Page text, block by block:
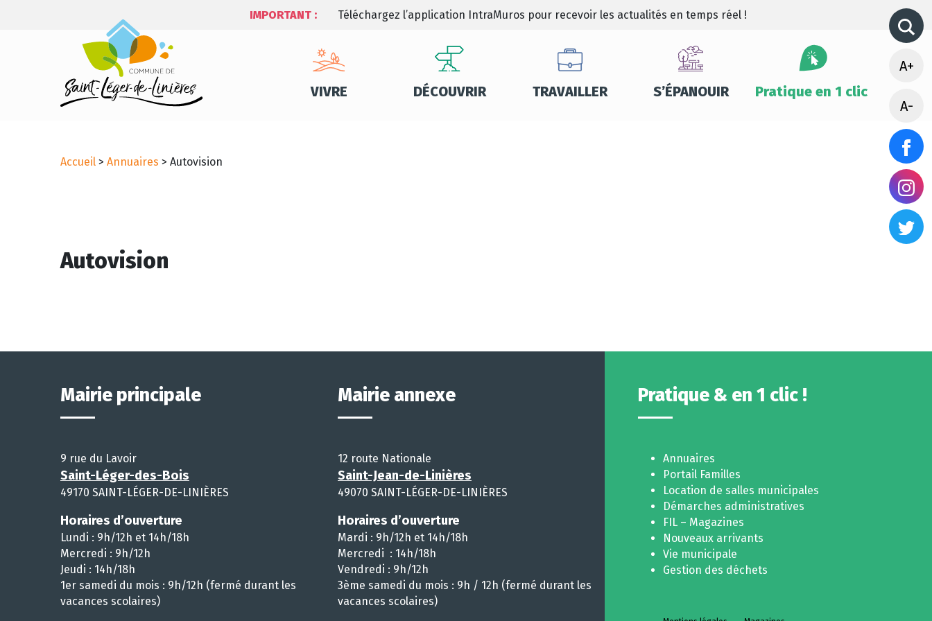
IMPORTANT : Téléchargez l’application IntraMuros pour recevoir les actualités en temps réel !
VIVRE DÉCOUVRIR TRAVAILLER S’ÉPANOUIR Pratique en 1 clic
A+
A-
Accueil > Annuaires > Autovision
Autovision
Mairie principale
9 rue du Lavoir
Saint-Léger-des-Bois
49170 SAINT-LÉGER-DE-LINIÈRES
Horaires d’ouverture
Lundi : 9h/12h et 14h/18h
Mercredi : 9h/12h
Jeudi : 14h/18h
1er samedi du mois : 9h/12h (fermé durant les
vacances scolaires)
Mairie annexe
12 route Nationale
Saint-Jean-de-Linières
49070 SAINT-LÉGER-DE-LINIÈRES
Horaires d’ouverture
Mardi : 9h/12h et 14h/18h
Mercredi : 14h/18h
Vendredi : 9h/12h
3ème samedi du mois : 9h / 12h (fermé durant les
vacances scolaires)
Pratique & en 1 clic !
Annuaires
Portail Familles
Location de salles municipales
Démarches administratives
FIL – Magazines
Nouveaux arrivants
Vie municipale
Gestion des déchets